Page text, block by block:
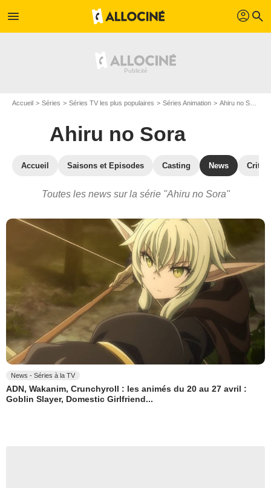
menu profil search
Accueil Séries Séries TV les plus populaires Séries Animation Ahiru no Sora
Ahiru no Sora
Accueil Saisons et Episodes Casting News
Toutes les news sur la série "Ahiru no Sora"
News - Séries à la TV
ADN, Wakanim, Crunchyroll : les animés du 20 au 27 avril :
Goblin Slayer, Domestic Girlfriend...